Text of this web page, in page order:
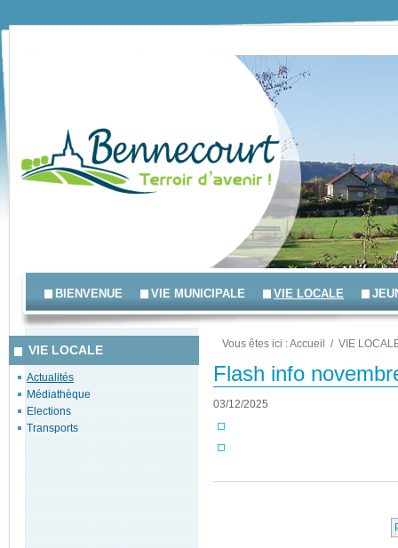
BIENVENUE VIE MUNICIPALE VIE LOCALE
Vous êtes ici :Accueil / VIE
Flash info
03/12/2025
VIE LOCALE
Actualités
Médiathèque
Elections
Transports